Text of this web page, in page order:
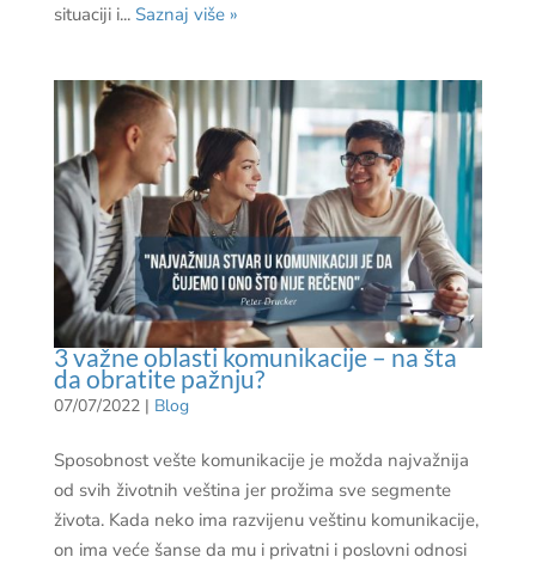
situaciji i... Saznaj više »
3 važne oblasti komunikacije – na šta
da obratite pažnju?
07/07/2022| Blog
Sposobnost vešte komunikacije je možda najvažnija
od svih životnih veština jer prožima sve segmente
života. Kada neko ima razvijenu veštinu komunikacije,
on ima veće šanse da mu i privatni i poslovni odnosi